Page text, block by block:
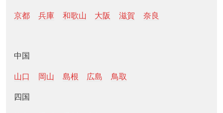
京都 兵庫 和歌山 大阪 滋賀 奈良
中国
山口 岡山 島根 広島 鳥取
四国